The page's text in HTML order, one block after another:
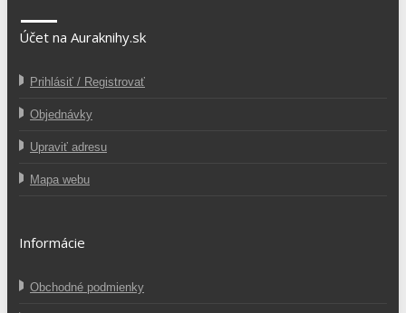
Účet na Auraknihy.sk
Prihlásiť / Registrovať
Objednávky
Upraviť adresu
Mapa webu
Informácie
Obchodné podmienky